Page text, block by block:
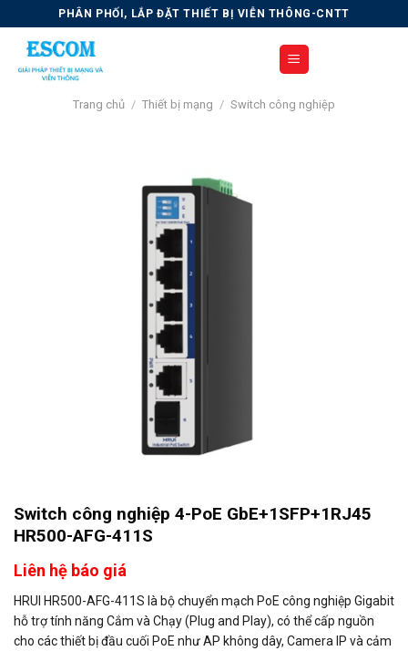
to
content
PHÂN PHỐI, LẮP ĐẶT THIẾT BỊ VIỄN THÔNG-CNTT
Trang chủ / Thiết bị mạng / Switch công nghiệp
Switch công nghiệp 4-PoE GbE+1SFP+1RJ45
HR500-AFG-411S
Liên hệ báo giá
HRUI HR500-AFG-411S là bộ chuyển mạch PoE công nghiệp Gigabit
hỗ trợ tính năng Cắm và Chạy (Plug and Play), có thể cấp nguồn
cho các thiết bị đầu cuối PoE như AP không dây, Camera IP và cảm